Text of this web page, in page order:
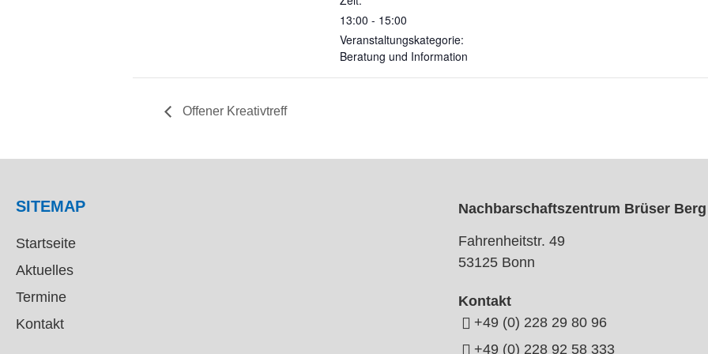
13:00 - 15:00
Veranstaltungskategorie:
Beratung und Information
Offener Kreativtreff
SITEMAP
Startseite
Aktuelles
Termine
Kontakt
Nachbarschaftszentrum Brüser Berg
Fahrenheitstr. 49
53125 Bonn
Kontakt
+49 (0) 228 29 80 96
+49 (0) 228 92 58 333